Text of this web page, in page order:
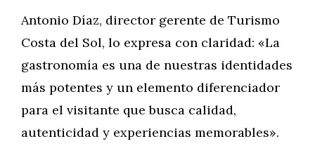
Antonio Díaz, director gerente de Turismo
Costa del Sol, lo expresa con claridad: «La
gastronomía es una de nuestras identidades
más potentes y un elemento diferenciador
para el visitante que busca calidad,
autenticidad y experiencias memorables».